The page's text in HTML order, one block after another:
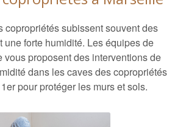
copropriétés subissent souvent des
une forte humidité. Les équipes de
vous proposent des interventions de
dans les caves des copropriétés
pour protéger les murs et sols.